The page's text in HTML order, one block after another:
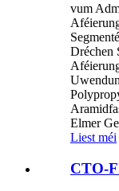
vum
Dréchen
Elmer
Liest méi
CTO-